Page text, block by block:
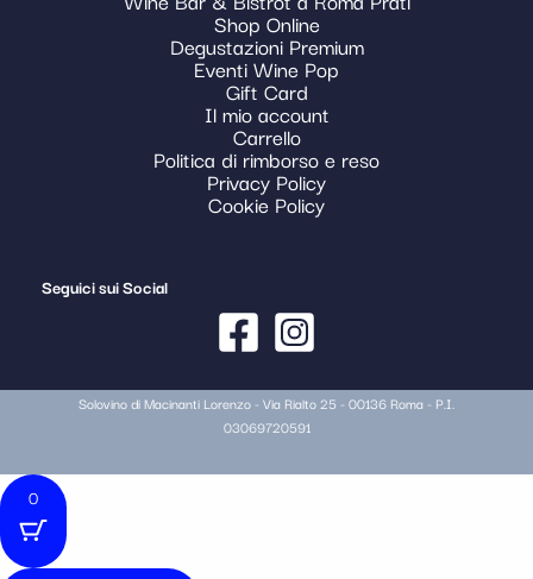
Shop Online
Degustazioni Premium
Eventi Wine Pop
Gift Card
Il mio account
Carrello
Politica di rimborso e reso
Privacy Policy
Cookie Policy
Seguici sui Social
Solovino di Macinanti Lorenzo - Via Rialto 25 - 00136 Roma - P.I.
03069720591
0